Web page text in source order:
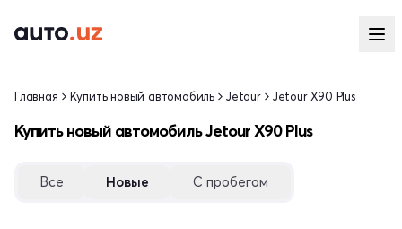
Главная Купить новый автомобиль Jetour Jetour X90 Plus
Купить новый автомобиль Jetour X90 Plus
Все Новые С пробегом